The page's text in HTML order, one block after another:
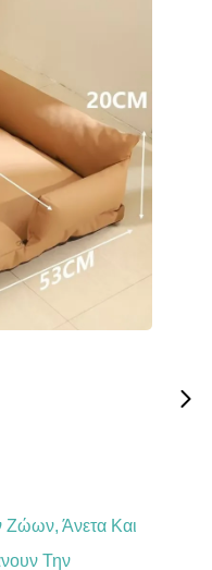
Ζώων, Άνετα Και
Την